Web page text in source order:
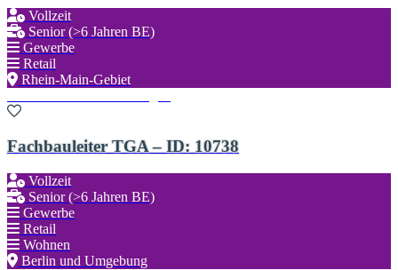
Vollzeit
Senior (>6 Jahren BE)
Gewerbe
Retail
Rhein-Main-Gebiet
Fachbauleiter TGA – ID: 10738
Vollzeit
Senior (>6 Jahren BE)
Gewerbe
Retail
Wohnen
Berlin und Umgebung